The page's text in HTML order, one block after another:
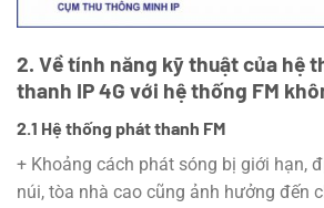
2. Về tính năng kỹ thuật của hệ
thanh IP 4G với hệ thống FM
2.1 Hệ thống phát thanh FM
+ Khoảng cách phát sóng bị giới hạn,
núi, tòa nhà cao cũng ảnh hưởng đến